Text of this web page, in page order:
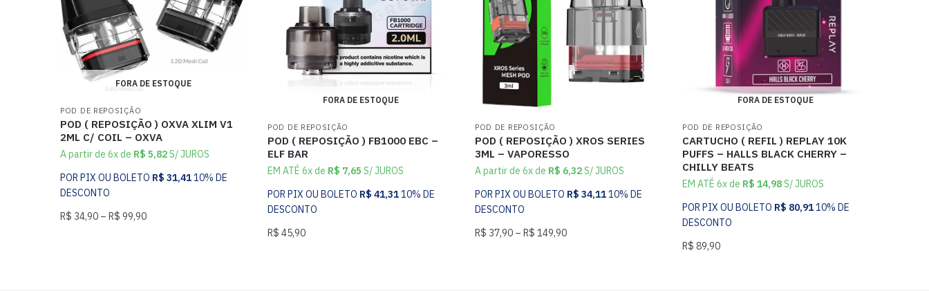
FORA DE ESTOQUE
POD DE REPOSIÇÃO
POD ( REPOSIÇÃO ) OXVA XLIM V1
2ML C/ COIL – OXVA
A partir de 6x de R$ 5,82S/ JUROS
POR PIX OU BOLETO R$ 31,4110% DE
DESCONTO
R$ 34,90 –R$ 99,90
FORA DE ESTOQUE
POD DE REPOSIÇÃO
POD ( REPOSIÇÃO ) FB1000 EBC –
ELF BAR
EM ATÉ 6x de R$ 7,65 S/ JUROS
POR PIX OU BOLETO R$ 41,3110% DE
DESCONTO
R$ 45,90
POD DE REPOSIÇÃO
POD ( REPOSIÇÃO ) XROS SERIES
3ML – VAPORESSO
A partir de 6x de R$ 6,32S/ JUROS
POR PIX OU BOLETO R$ 34,1110% DE
DESCONTO
R$ 37,90– R$ 149,90
FORA DE ESTOQUE
POD DE REPOSIÇÃO
CARTUCHO ( REFIL ) REPLAY 10K
PUFFS – HALLS BLACK CHERRY –
CHILLY BEATS
EM ATÉ 6x de R$ 14,98S/ JUROS
POR PIX OU BOLETO R$ 80,9110% DE
DESCONTO
R$ 89,90